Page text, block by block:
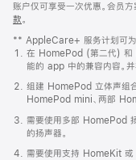
账户仅可享受一次优惠。会员
款。
窗
口
中
打
开)
** AppleCare+ 服务计划可为
在 HomePod (第二代) 和
能的 app 中的兼容内容。
组建 HomePod 立体声组
HomePod mini、两部
需要使用多部 HomePod
的扬声器。
需要使用支持 HomeKit 或